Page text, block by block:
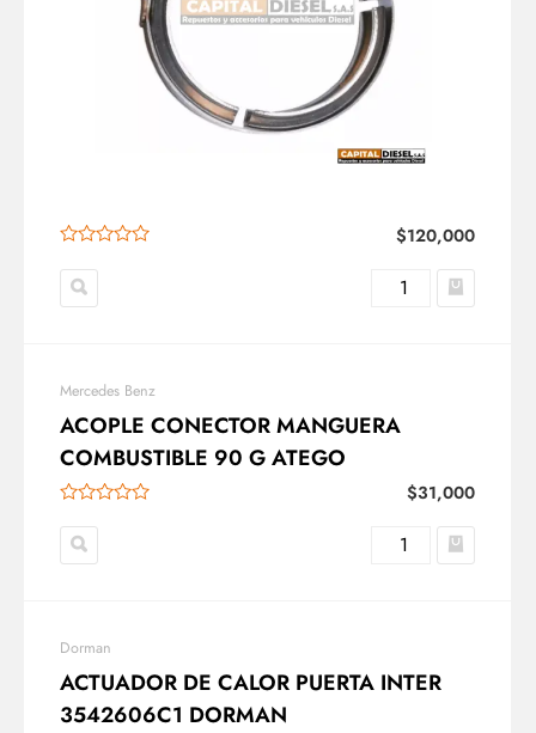
$120,000
Mercedes Benz
ACOPLE CONECTOR MANGUERA
COMBUSTIBLE 90 G ATEGO
$31,000
Dorman
ACTUADOR DE CALOR PUERTA INTER
3542606C1 DORMAN